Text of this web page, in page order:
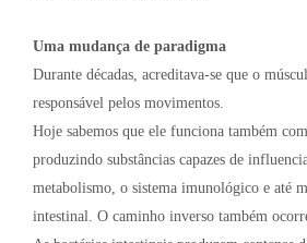
Uma mudança de paradigma
Durante décadas, acreditava-se que o
responsável pelos movimentos.
Hoje sabemos que ele funciona também
produzindo substâncias capazes de
metabolismo, o sistema imunológico e até
intestinal. O caminho inverso também